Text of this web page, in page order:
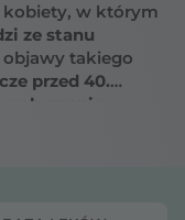
kobiety, w którym
ze stanu
objawy takiego
przed 40.
zaburzenia
nerwowość